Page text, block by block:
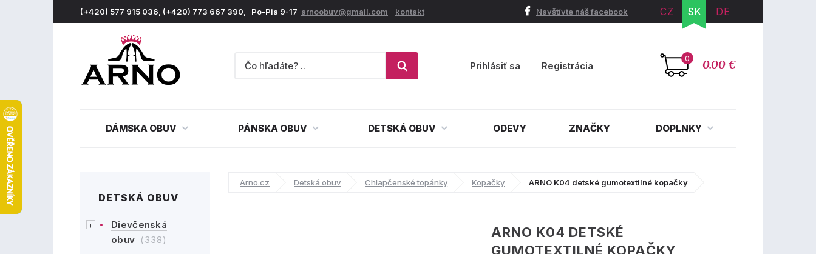
(+420) 577 915 036, (+420) 773 667 390, Po-Pia 9-17 arnoobuv@gmail.com kontakt Navštívte náš facebook CZ SK DE
0 0.00 €
Prihlásiť sa Registrácia
DÁMSKA OBUV PÁNSKA OBUV DETSKÁ OBUV ODEVY ZNAČKY DOPLNKY
DETSKÁ OBUV
Dievčenská
obuv (338)
Arno.cz Detská obuv Chlapčenské topánky Kopačky ARNO K04 detské gumotextilné kopačky
ARNO K04 DETSKÉ
GUMOTEXTILNÉ KOPAČKY